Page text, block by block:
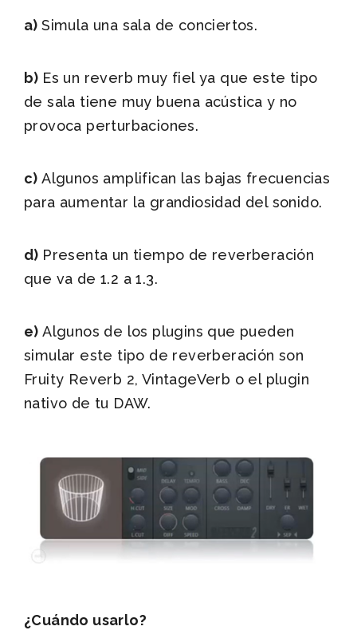
a)Simula una sala de conciertos.
b) Es un reverb muy fiel ya que este tipo
de sala tiene muy buena acústica y no
provoca perturbaciones.
c)Algunos amplifican las bajas frecuencias
para aumentar la grandiosidad del sonido.
d) Presenta un tiempo de reverberación
que va de 1.2 a 1.3.
e)Algunos de los plugins que pueden
simular este tipo de reverberación son
Fruity Reverb 2, VintageVerb o el plugin
nativo de tu DAW.
¿Cuándo usarlo?